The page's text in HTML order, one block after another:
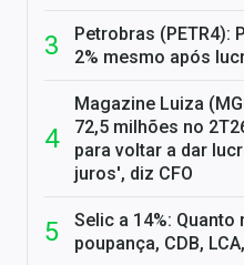
Petrobras (PETR4):
2% mesmo após
Magazine Luiza
72,5 milhões no
para voltar a dar
juros', diz CFO
Selic a 14%: Quanto
poupança, CDB,